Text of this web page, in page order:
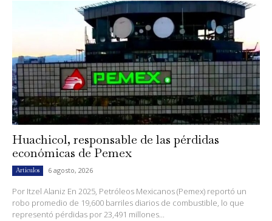
Huachicol, responsable de las pérdidas
económicas de Pemex
Artículos 6 agosto, 2026
Por Itzel Alaniz En 2025, Petróleos Mexicanos (Pemex) reportó un
robo promedio de 19,600 barriles diarios de combustible, lo que
representó pérdidas por 23,491 millones...